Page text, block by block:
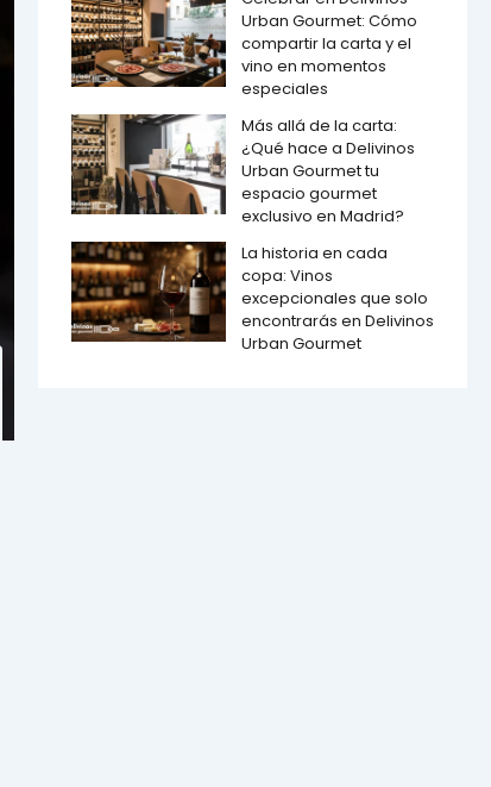
Urban Gourmet: Cómo
compartir la carta y el
vino en momentos
especiales
Más allá de la carta:
¿Qué hace a Delivinos
Urban Gourmet tu
espacio gourmet
exclusivo en Madrid?
La historia en cada
copa: Vinos
excepcionales que solo
encontrarás en Delivinos
Urban Gourmet